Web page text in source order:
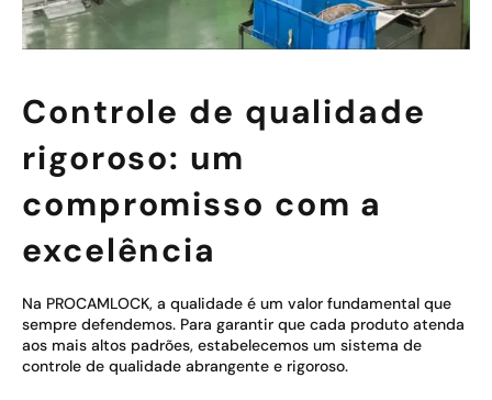
Controle de qualidade
rigoroso: um
compromisso com a
excelência
Na PROCAMLOCK, a qualidade é um valor fundamental que
sempre defendemos. Para garantir que cada produto atenda
aos mais altos padrões, estabelecemos um sistema de
controle de qualidade abrangente e rigoroso.